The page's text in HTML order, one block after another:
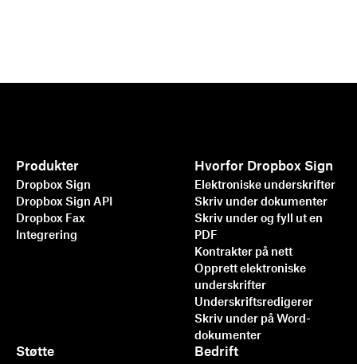
Raskere, smartere, sikrere:
Slik akselererer
Produkter
Dropbox Sign
Dropbox Sign API
Dropbox Fax
Integrering
Hvorfor Dropbox Sign
Elektroniske underskrifter
Skriv under dokumenter
Skriv under og fyll ut en
PDF
Kontrakter på nett
Opprett elektroniske
underskrifter
Underskriftsredigerer
Skriv under på Word-
dokumenter
Støtte Bedrift